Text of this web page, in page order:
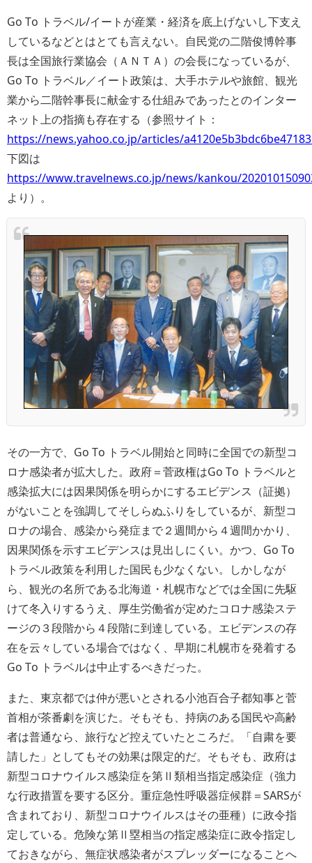
Go To トラベル/イートが産業・経済を底上げないし下支え
しているなどとはとても言えない。自民党の二階俊博幹事
長は全国旅行業協会（ＡＮＴＡ）の会長になっているが、
Go To トラベル／イート政策は、大手ホテルや旅館、観光
業から二階幹事長に献金する仕組みであったとのインター
ネット上の指摘も存在する（参照サイト：
https://news.yahoo.co.jp/articles/
下図は
https://www.travelnews.co.jp/news/kankou/
より）。
その一方で、Go To トラベル開始と同時に全国での新型コ
ロナ感染者が拡大した。政府＝菅政権はGo To トラベルと
感染拡大には因果関係を明らかにするエビデンス（証拠）
がないことを強調してそしらぬふりをしているが、新型コ
ロナの場合、感染から発症まで２週間から４週間かかり、
因果関係を示すエビデンスは見出しにくい。かつ、Go To
トラベル政策を利用した国民も少なくない。しかしなが
ら、観光の名所である北海道・札幌市などでは全国に先駆
けて冬入りするうえ、厚生労働省が定めたコロナ感染ステ
ージの３段階から４段階に到達している。エビデンスの存
在を云々している場合ではなく、早期に札幌市を発着する
Go To トラベルは中止するべきだった。
また、東京都では仲が悪いとされる小池百合子都知事と菅
首相が茶番劇を演じた。そもそも、持病のある国民や高齢
者は普通なら、旅行など控えていたところだ。「自粛を要
請した」としてもその効果は限定的だ。そもそも、政府は
新型コロナウイルス感染症を第Ⅱ類相当指定感染症（強力
な行政措置を要する区分。重症急性呼吸器症候群＝SARSが
含まれており、新型コロナウイルスはその亜種）に政令指
定している。危険な第Ⅱ塁相当の指定感染症に政令指定し
ておきながら、無症状感染者がスプレッダーになることへ